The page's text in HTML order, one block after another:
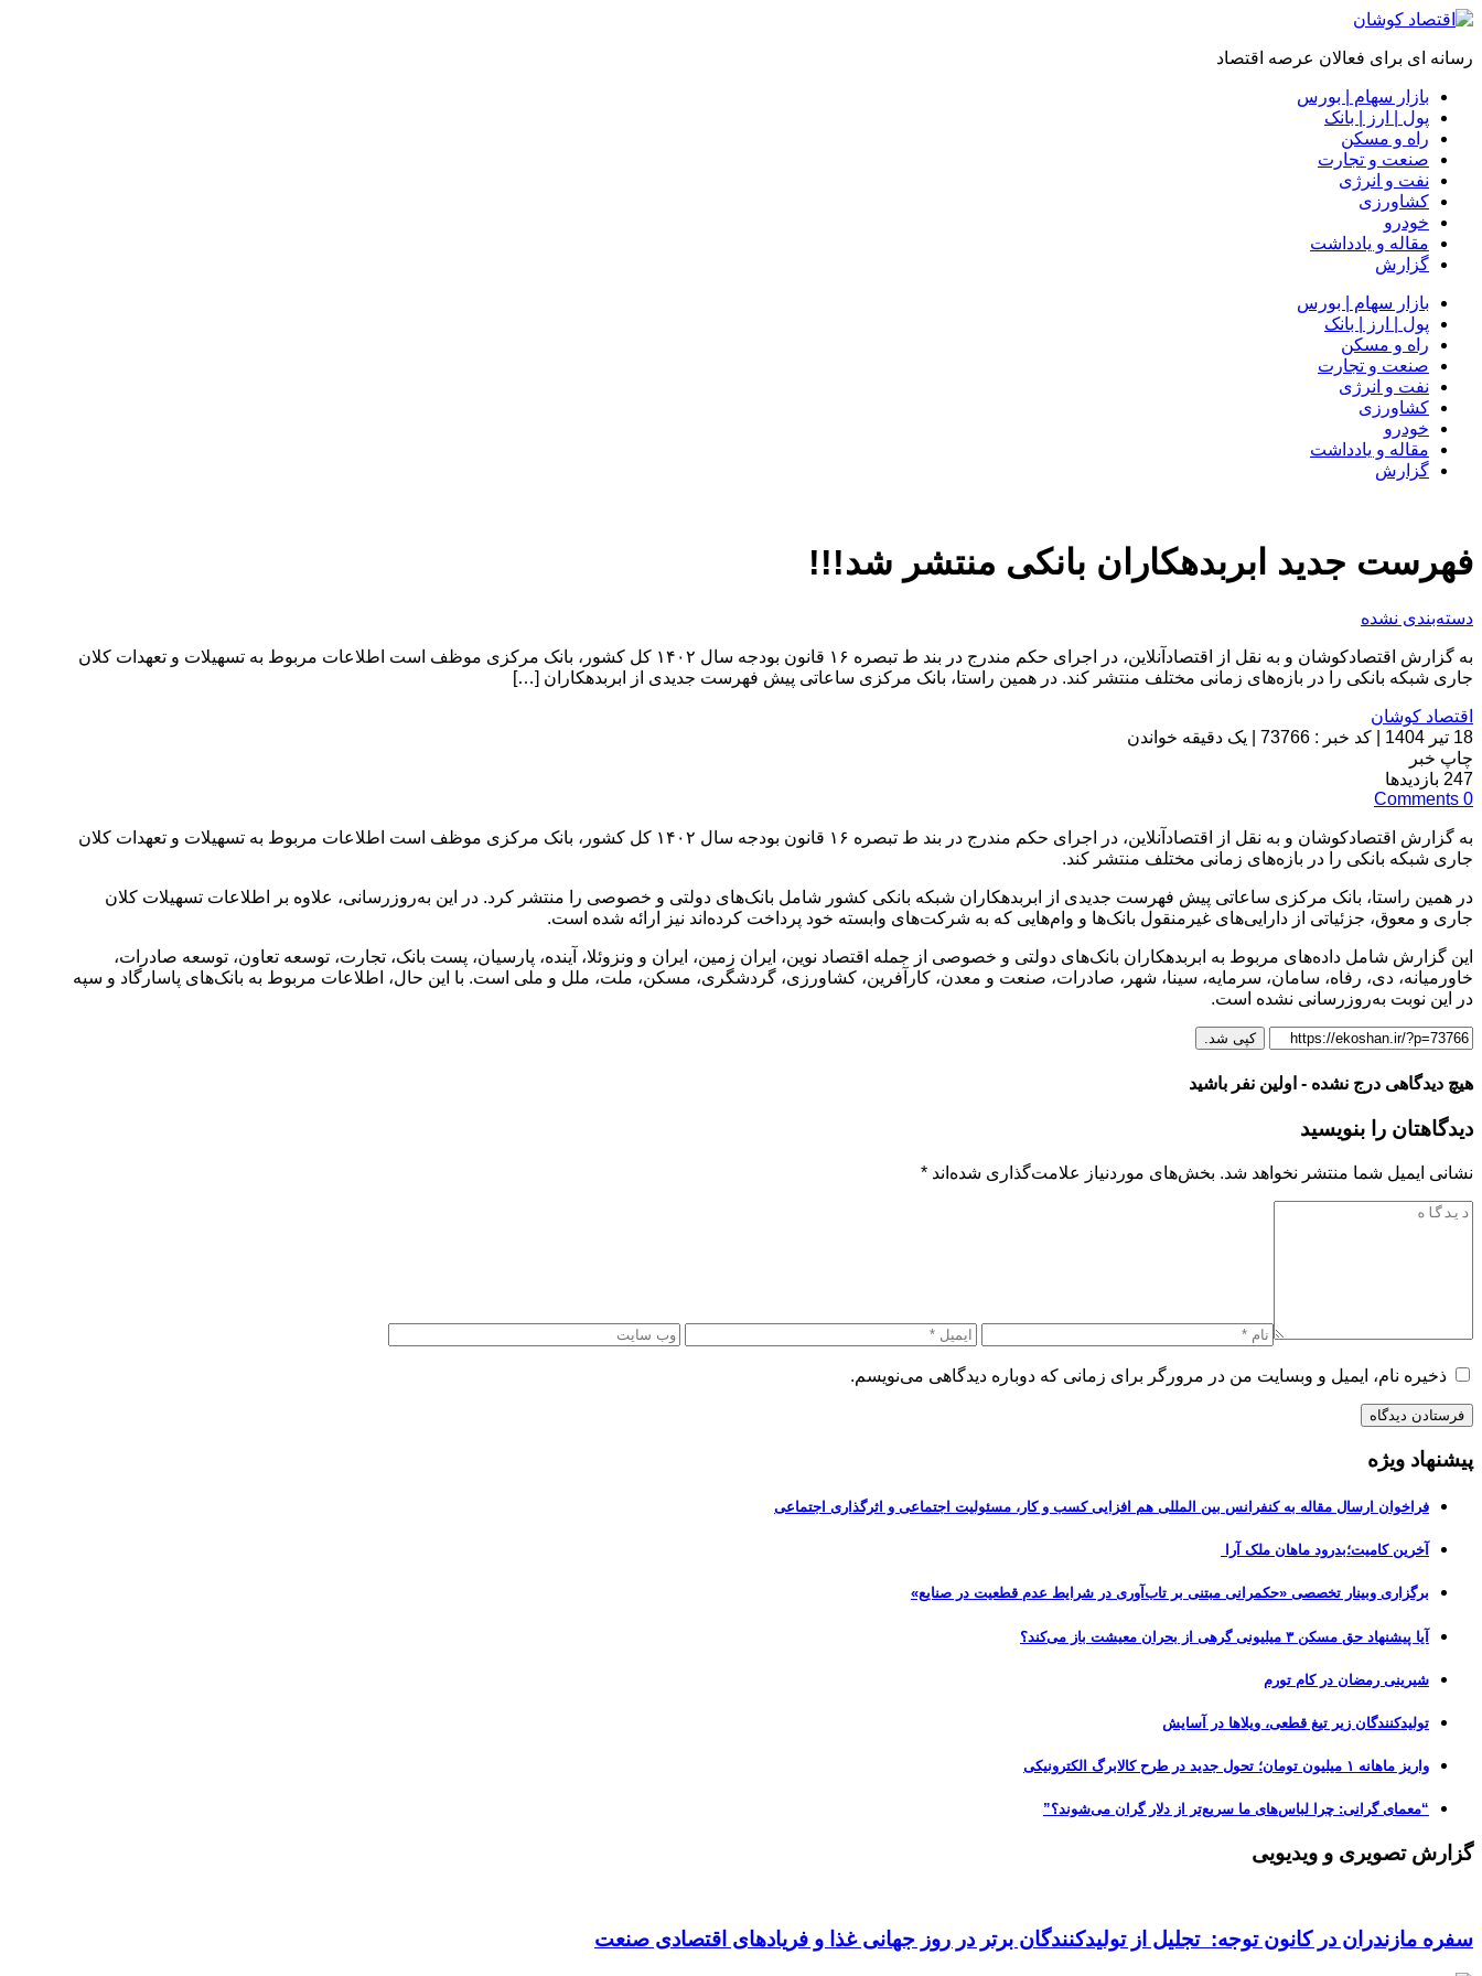
رسانه ای برای فعالان عرصه اقتصاد
بازار سهام | بورس
پول | ارز | بانک
راه و مسکن
صنعت و تجارت
نفت و انرژی
کشاورزی
خودرو
مقاله و یادداشت
گزارش
بازار سهام | بورس
پول | ارز | بانک
راه و مسکن
صنعت و تجارت
نفت و انرژی
کشاورزی
خودرو
مقاله و یادداشت
گزارش
فهرست جدید ابربدهکاران بانکی منتشر شد!!!
دسته‌بندی نشده
به گزارش اقتصادکوشان و به نقل از اقتصادآنلاین، در اجرای حکم مندرج در بند ط تبصره ۱۶ قانون بودجه سال ۱۴۰۲ کل کشور، بانک مرکزی موظف است اطلاعات مربوط به تسهیلات و تعهدات کلان
جاری شبکه بانکی را در بازه‌های زمانی مختلف منتشر کند. در همین راستا، بانک مرکزی ساعاتی پیش فهرست جدیدی از ابربدهکاران […]
اقتصاد کوشان
18 تیر 1404
کد خبر : 73766
یک دقیقه خواندن
چاپ خبر
247 بازدیدها
0
Comments
به گزارش اقتصادکوشان و به نقل از اقتصادآنلاین، در اجرای حکم مندرج در بند ط تبصره ۱۶ قانون بودجه سال ۱۴۰۲ کل کشور، بانک مرکزی موظف است اطلاعات مربوط به تسهیلات و تعهدات کلان
جاری شبکه بانکی را در بازه‌های زمانی مختلف منتشر کند.
در همین راستا، بانک مرکزی ساعاتی پیش فهرست جدیدی از ابربدهکاران شبکه بانکی کشور شامل بانک‌های دولتی و خصوصی را منتشر کرد. در این به‌روزرسانی، علاوه بر اطلاعات تسهیلات کلان
جاری و معوق، جزئیاتی از دارایی‌های غیرمنقول بانک‌ها و وام‌هایی که به شرکت‌های وابسته خود پرداخت کرده‌اند نیز ارائه شده است.
این گزارش شامل داده‌های مربوط به ابربدهکاران بانک‌های دولتی و خصوصی از جمله اقتصاد نوین، ایران زمین، ایران و ونزوئلا، آینده، پارسیان، پست بانک، تجارت، توسعه تعاون، توسعه صادرات،
خاورمیانه، دی، رفاه، سامان، سرمایه، سینا، شهر، صادرات، صنعت و معدن، کارآفرین، کشاورزی، گردشگری، مسکن، ملت، ملل و ملی است. با این حال، اطلاعات مربوط به بانک‌های پاسارگاد و سپه
در این نوبت به‌روزرسانی نشده است.
کپی شد.
هیچ دیدگاهی درج نشده - اولین نفر باشید
دیدگاهتان را بنویسید
نشانی ایمیل شما منتشر نخواهد شد. بخش‌های موردنیاز علامت‌گذاری شده‌اند *
ذخیره نام، ایمیل و وبسایت من در مرورگر برای زمانی که دوباره دیدگاهی می‌نویسم.
پیشنهاد ویژه
فراخوان ارسال مقاله به کنفرانس بین المللی هم افزایی کسب و کار، مسئولیت اجتماعی و اثرگذاری اجتماعی
آخرین کامیت؛بدرود ماهان ملک آرا
برگزاری وبینار تخصصی «حکمرانی مبتنی بر تاب‌آوری در شرایط عدم قطعیت در صنایع»
آیا پیشنهاد حق مسکن ۳ میلیونی گرهی از بحران معیشت باز می‌کند؟
شیرینی رمضان در کام تورم
تولیدکنندگان زیر تیغ قطعی، ویلاها در آسایش
واریز ماهانه ۱ میلیون تومان؛ تحول جدید در طرح کالابرگ الکترونیکی
“معمای گرانی: چرا لباس‌های ما سریع‌تر از دلار گران می‌شوند؟”
گزارش تصویری و ویدیویی
سفره مازندران در کانون توجه: تجلیل از تولیدکنندگان برتر در روز جهانی غذا و فریادهای اقتصادی صنعت